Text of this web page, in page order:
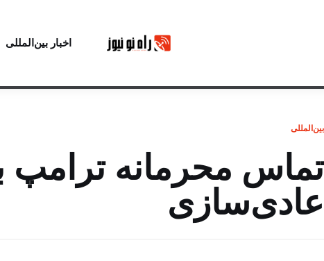
اخبار بین‌المللی
بین‌المللی
تماس محرمانه ترامپ
عادی‌سازی